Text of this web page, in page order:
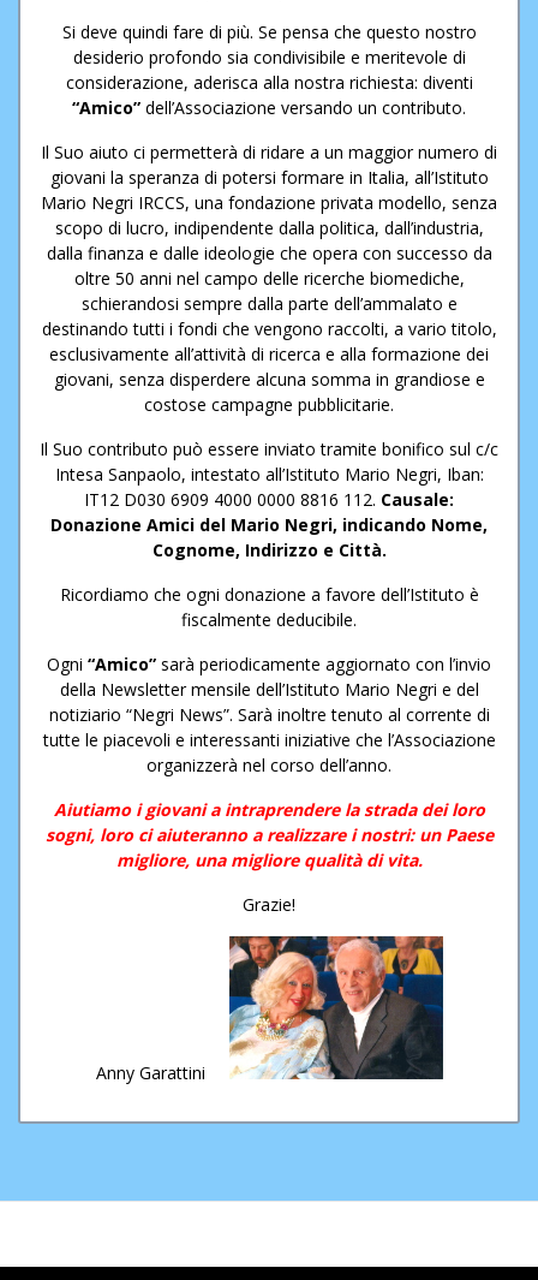
Si deve quindi fare di più. Se pensa che questo nostro
desiderio profondo sia condivisibile e meritevole di
considerazione, aderisca alla nostra richiesta: diventi
“Amico” dell’Associazione versando un contributo.
Il Suo aiuto ci permetterà di ridare a un maggior numero di
giovani la speranza di potersi formare in Italia, all’Istituto
Mario Negri IRCCS, una fondazione privata modello, senza
scopo di lucro, indipendente dalla politica, dall’industria,
dalla finanza e dalle ideologie che opera con successo da
oltre 50 anni nel campo delle ricerche biomediche,
schierandosi sempre dalla parte dell’ammalato e
destinando tutti i fondi che vengono raccolti, a vario titolo,
esclusivamente all’attività di ricerca e alla formazione dei
giovani, senza disperdere alcuna somma in grandiose e
costose campagne pubblicitarie.
Il Suo contributo può essere inviato tramite bonifico sul c/c
Intesa Sanpaolo, intestato all’Istituto Mario Negri, Iban:
IT12 D030 6909 4000 0000 8816 112. Causale:
Donazione Amici del Mario Negri, indicando Nome,
Cognome, Indirizzo e Città.
Ricordiamo che ogni donazione a favore dell’Istituto è
fiscalmente deducibile.
Ogni “Amico” sarà periodicamente aggiornato con l’invio
della Newsletter mensile dell’Istituto Mario Negri e del
notiziario “Negri News”. Sarà inoltre tenuto al corrente di
tutte le piacevoli e interessanti iniziative che l’Associazione
organizzerà nel corso dell’anno.
Aiutiamo i giovani a intraprendere la strada dei loro
sogni, loro ci aiuteranno a realizzare i nostri: un Paese
migliore, una migliore qualità di vita.
Grazie!
Anny Garattini